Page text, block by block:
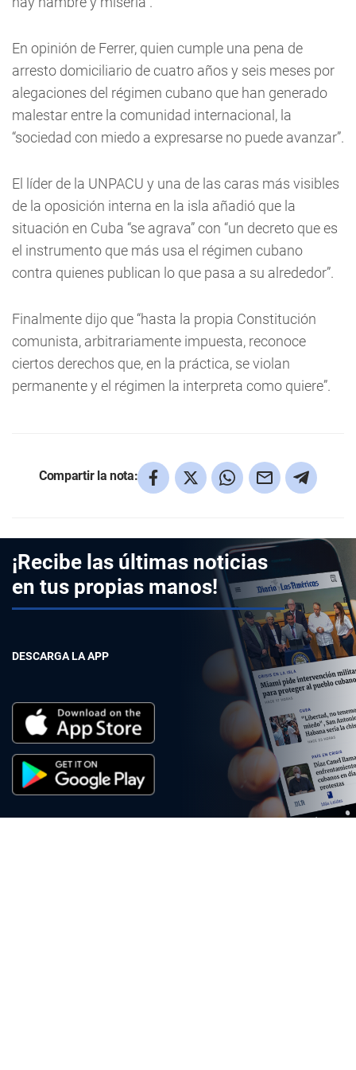
En opinión de Ferrer, quien cumple una pena de
arresto domiciliario de cuatro años y seis meses por
alegaciones del régimen cubano que han generado
malestar entre la comunidad internacional, la
“sociedad con miedo a expresarse no puede avanzar”.
El líder de la UNPACU y una de las caras más visibles
de la oposición interna en la isla añadió que la
situación en Cuba “se agrava” con “un decreto que es
el instrumento que más usa el régimen cubano
contra quienes publican lo que pasa a su alrededor”.
Finalmente dijo que “hasta la propia Constitución
comunista, arbitrariamente impuesta, reconoce
ciertos derechos que, en la práctica, se violan
permanente y el régimen la interpreta como quiere”.
Compartir la nota:
¡Recibe las últimas noticias
en tus propias manos!
DESCARGA LA APP